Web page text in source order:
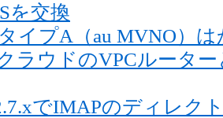
を交換
イプA（au MVNO）
ラウドのVPCルータ
でIMAPのディレク